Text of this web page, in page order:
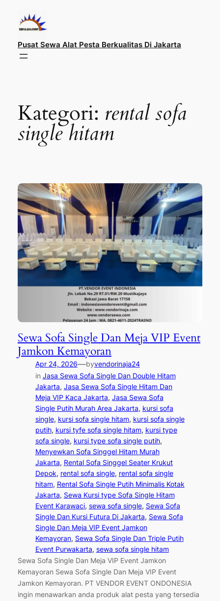
konten
Pusat Sewa Alat Pesta Berkualitas Di Jakarta
Kategori: rental sofa
single hitam
Sewa Sofa Single Dan Meja VIP Event
Jamkon Kemayoran
Apr 24, 2026—byvendorinaja24
in Jasa Sewa Sofa Single Dan Double Hitam
Jakarta, Jasa Sewa Sofa Single Hitam Dan
Meja VIP Kaca Jakarta, Jasa Sewa Sofa
Single Putih Murah Area Jakarta, kursi sofa
single, kursi sofa single hitam, kursi sofa single
putih, kursi tyfe sofa single hitam, kursi type
sofa single, kursi type sofa single putih
Menyewkan Sofa Singgel Hitam Murah
Jakarta, Rental Sofa Singgel Seater Krukut
Depok, rental sofa single, rental sofa single
hitam, Rental Sofa Single Putih Minimalis Kotak
Jakarta, Sewa Kursi type Sofa Single Hitam
Event Karawaci, sewa sofa single, Sewa Sofa
Single Dan Kursi Futura Di Jakarta, Sewa Sofa
Single Dan Meja VIP Event Jamkon
Kemayoran, Sewa Sofa Single Dan Triple Putih
Event Purwakarta, sewa sofa single hitam
Sewa Sofa Single Dan Meja VIP Event Jamkon
Kemayoran Sewa Sofa Single Dan Meja VIP Event
Jamkon Kemayoran. PT VENDOR EVENT ONDONESIA
ingin menawarkan anda produk alat pesta yang tersedia